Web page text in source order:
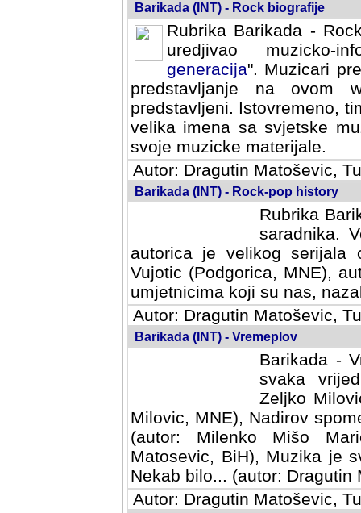
Barikada (INT) - Rock biografije
Rubrika Barikada -
uredjivao muzicko-
Muzicari predstavljeni u
na ovom web portalu
Istovremeno, tim nacinom
sa svjetske muzicke scene
materijale.
Autor: Dragutin Matoševic,
Barikada (INT) - Rock-pop history
Rubrika
saradnika.
autorica je velikog serijala
Vujotic (Podgorica, MNE),
umjetnicima koji su nas,
Autor: Dragutin Matoševic,
Barikada (INT) - Vremeplov
Barikada -
svaka
Milovic,
MNE), Nadirov spomenar
Milenko Mišo Maric, UK),
Muzika je svirala (autor:
(autor: Dragutin Matosevic,
Autor: Dragutin Matoševic,